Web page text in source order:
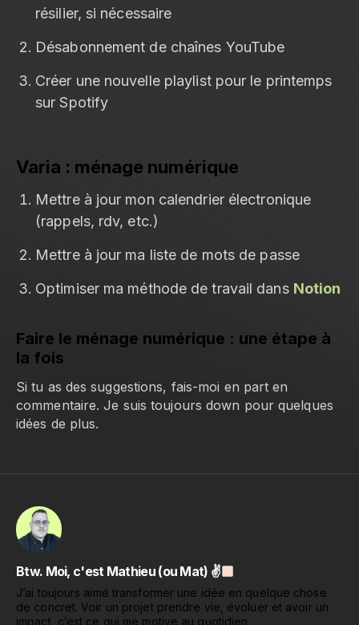
résilier, si nécessaire
Désabonnement de chaînes YouTube
Créer une nouvelle playlist pour le printemps
sur Spotify
Varia : ménage numérique
Mettre à jour mon calendrier électronique
(rappels, rdv, etc.)
Mettre à jour ma liste de mots de passe
Optimiser ma méthode de travail dans Notion
Faire le ménage numérique : une étape à
la fois
Si tu as des suggestions, fais-moi en part en
commentaire. Je suis toujours down pour quelques
idées de plus.
Btw. Moi, c'est Mathieu (ou Mat) ✌
J’ai toujours aimé transformer une idée en quelque chose
de concret. Voir un projet prendre vie, évoluer et avoir un
impact, c’est ce qui me motive au quotidien.